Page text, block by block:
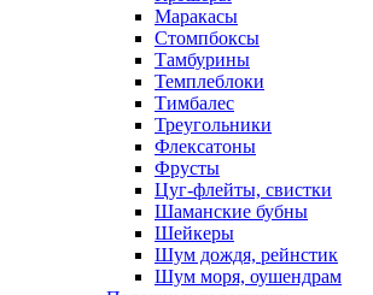
Маракасы
Стомпбоксы
Тамбурины
Темплеблоки
Тимбалес
Треугольники
Флексатоны
Фрусты
Цуг-флейты, свистки
Шаманские бубны
Шейкеры
Шум дождя, рейнстик
Шум моря, оушендрам